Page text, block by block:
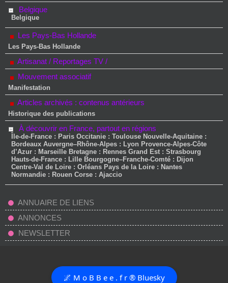
Belgique
Belgique
Les Pays-Bas Hollande
Les Pays-Bas Hollande
Artisanat / Reportages TV /
Mouvement associatif
Manifestation
Articles archivés : contenus antérieurs
Historique des publications
À découvrir en France, partout en régions
Île-de-France : Paris Occitanie : Toulouse Nouvelle-Aquitaine :
Bordeaux Auvergne–Rhône-Alpes : Lyon Provence-Alpes-Côte
d’Azur : Marseille Bretagne : Rennes Grand Est : Strasbourg
Hauts-de-France : Lille Bourgogne–Franche-Comté : Dijon
Centre-Val de Loire : Orléans Pays de la Loire : Nantes
Normandie : Rouen Corse : Ajaccio
ANNUAIRE DE LIENS
ANNONCES
NEWSLETTER
🌌 M o B B e e . f r ® Bluesky